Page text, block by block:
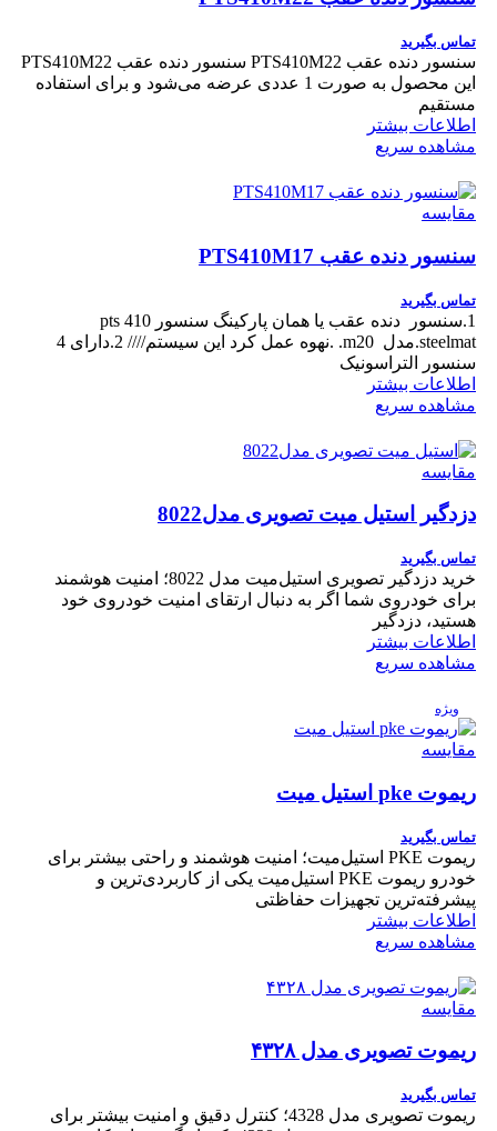
تماس بگیرید
سنسور دنده عقب PTS410M22 سنسور دنده عقب PTS410M22
این محصول به صورت 1 عددی عرضه می‌شود و برای استفاده
مستقیم
اطلاعات بیشتر
مشاهده سریع
مقایسه
سنسور دنده عقب PTS410M17
تماس بگیرید
1.سنسور دنده عقب یا همان پارکینگ سنسور pts 410
steelmat.مدل m20. .نهوه عمل کرد این سیستم//// 2.دارای 4
سنسور التراسونیک
اطلاعات بیشتر
مشاهده سریع
مقایسه
دزدگیر استیل میت تصویری مدل8022
تماس بگیرید
خرید دزدگیر تصویری استیل‌میت مدل 8022؛ امنیت هوشمند
برای خودروی شما اگر به دنبال ارتقای امنیت خودروی خود
هستید، دزدگیر
اطلاعات بیشتر
مشاهده سریع
ویژه
مقایسه
ریموت pke استیل میت
تماس بگیرید
ریموت PKE استیل‌میت؛ امنیت هوشمند و راحتی بیشتر برای
خودرو ریموت PKE استیل‌میت یکی از کاربردی‌ترین و
پیشرفته‌ترین تجهیزات حفاظتی
اطلاعات بیشتر
مشاهده سریع
مقایسه
ریموت تصویری مدل ۴۳۲۸
تماس بگیرید
ریموت تصویری مدل 4328؛ کنترل دقیق و امنیت بیشتر برای